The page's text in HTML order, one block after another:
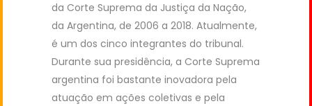
da Corte Suprema da Justiça da Nação,
da Argentina, de 2006 a 2018. Atualmente,
é um dos cinco integrantes do tribunal.
Durante sua presidência, a Corte Suprema
argentina foi bastante inovadora pela
atuação em ações coletivas e pela